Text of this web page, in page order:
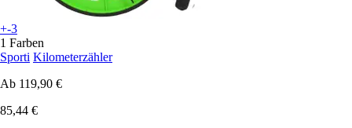
+-3
1 Farben
Sporti Kilometerzähler
Ab 119,90 €
85,44 €